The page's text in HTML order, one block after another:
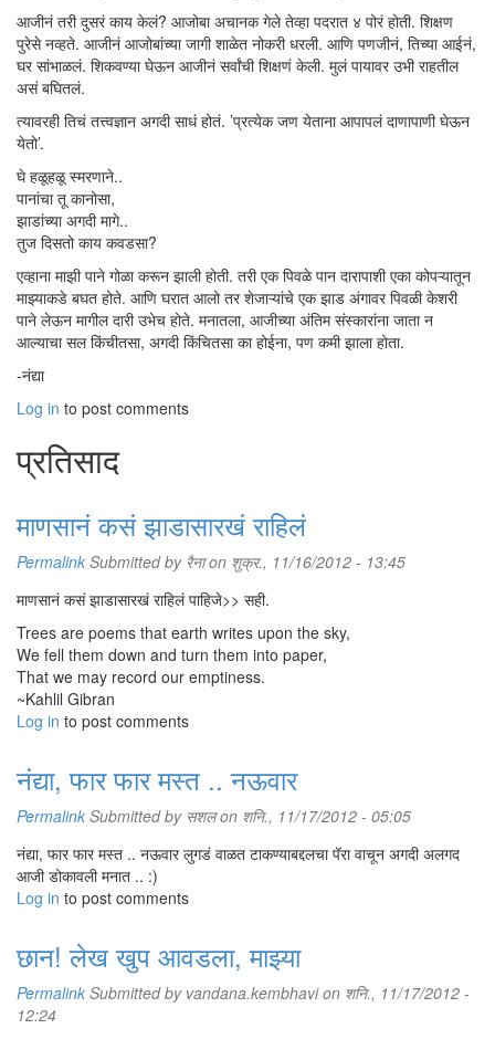
आजीनं तरी दुसरं काय केलं? आजोबा अचानक गेले तेव्हा पदरात ४ पोरं होती. शिक्षण
पुरेसे नव्हते. आजीनं आजोबांच्या जागी शाळेत नोकरी धरली. आणि पणजीनं, तिच्या आईनं,
घर सांभाळलं. शिकवण्या घेऊन आजीनं सर्वांची शिक्षणं केली. मुलं पायावर उभी राहतील
असं बघितलं.
त्यावरही तिचं तत्त्वज्ञान अगदी साधं होतं. ’प्रत्येक जण येताना आपापलं दाणापाणी घेऊन
येतो’.
घे हळूहळू स्मरणाने..
पानांचा तू कानोसा,
झाडांच्या अगदी मागे..
तुज दिसतो काय कवडसा?
एव्हाना माझी पाने गोळा करून झाली होती. तरी एक पिवळे पान दारापाशी एका कोपऱ्यातून
माझ्याकडे बघत होते. आणि घरात आलो तर शेजाऱ्यांचे एक झाड अंगावर पिवळी केशरी
पाने लेऊन मागील दारी उभेच होते. मनातला, आजीच्या अंतिम संस्कारांना जाता न
आल्याचा सल किंचीतसा, अगदी किंचितसा का होईना, पण कमी झाला होता.
-नंद्या
Log in to post comments
प्रतिसाद
माणसानं कसं झाडासारखं राहिलं
Permalink Submitted by रैनाon शुक्र., 11/16/2012 - 13:45
माणसानं कसं झाडासारखं राहिलं पाहिजे>> सही.
Trees are poems that earth writes upon the sky,
We fell them down and turn them into paper,
That we may record our emptiness.
~Kahlil Gibran
Log in to post comments
नंद्या, फार फार मस्त .. नऊवार
Permalink Submitted by सशलon शनि., 11/17/2012 - 05:05
नंद्या, फार फार मस्त .. नऊवार लुगडं वाळत टाकण्याबद्दलचा पॅरा वाचून अगदी अलगद
आजी डोकावली मनात .. :)
Log in to post comments
छान! लेख खुप आवडला, माझ्या
Permalink Submitted by vandana.kembhavion शनि., 11/17/2012 -
12:24